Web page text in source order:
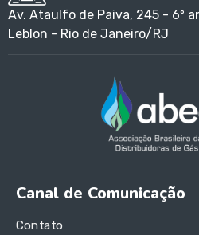
Av. Ataulfo de Paiva, 245 - 6º
Leblon - Rio de Janeiro/RJ
Canal de Comunicação
Contato